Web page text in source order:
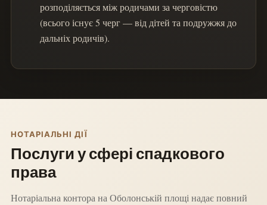
розподіляється між родичами за черговістю
(всього існує 5 черг — від дітей та подружжя до
дальніх родичів).
НОТАРІАЛЬНІ ДІЇ
Послуги у сфері спадкового
права
Нотаріальна контора на Оболонській площі надає повний